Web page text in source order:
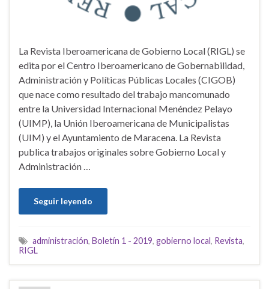
La Revista Iberoamericana de Gobierno Local (RIGL) se
edita por el Centro Iberoamericano de Gobernabilidad,
Administración y Políticas Públicas Locales (CIGOB)
que nace como resultado del trabajo mancomunado
entre la Universidad Internacional Menéndez Pelayo
(UIMP), la Unión Iberoamericana de Municipalistas
(UIM) y el Ayuntamiento de Maracena. La Revista
publica trabajos originales sobre Gobierno Local y
Administración …
Seguir leyendo
administración, Boletín 1 - 2019, gobierno local, Revista,
RIGL